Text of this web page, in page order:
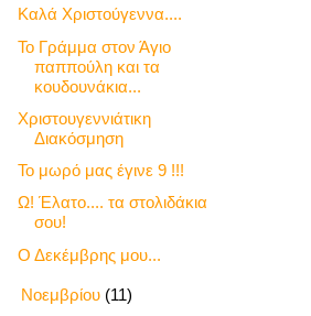
Καλά Χριστούγεννα....
Το Γράμμα στον Άγιο
παππούλη και τα
κουδουνάκια...
Χριστουγεννιάτικη
Διακόσμηση
Το μωρό μας έγινε 9 !!!
Ω! Έλατο.... τα στολιδάκια
σου!
Ο Δεκέμβρης μου...
Νοεμβρίου (11)